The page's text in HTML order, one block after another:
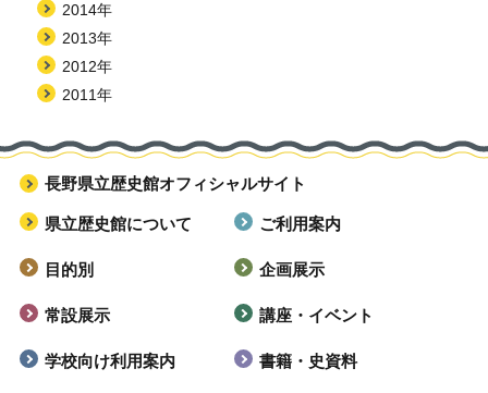
2014年
2013年
2012年
2011年
長野県立歴史館オフィシャルサイト
県立歴史館について ご利用案内
目的別 企画展示
常設展示 講座・イベント
学校向け利用案内 書籍・史資料